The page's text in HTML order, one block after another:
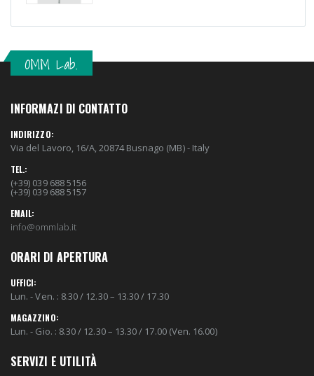
OMM Lab.
INFORMAZI DI CONTATTO
INDIRIZZO:
Via del Lavoro, 16/A, 20874 Busnago (MB) - Italy
TEL.:
(+39) 039 688 5156
(+39) 039 688 5157
EMAIL:
info@ommlab.it
ORARI DI APERTURA
UFFICI:
Lun. - Ven. : 8.30 / 12.30 – 13.30 / 17.30
MAGAZZINO:
Lun. - Gio. : 8.30 / 12.30 – 13.30 / 17.00 (Ven. 16.00)
SERVIZI E UTILITÀ